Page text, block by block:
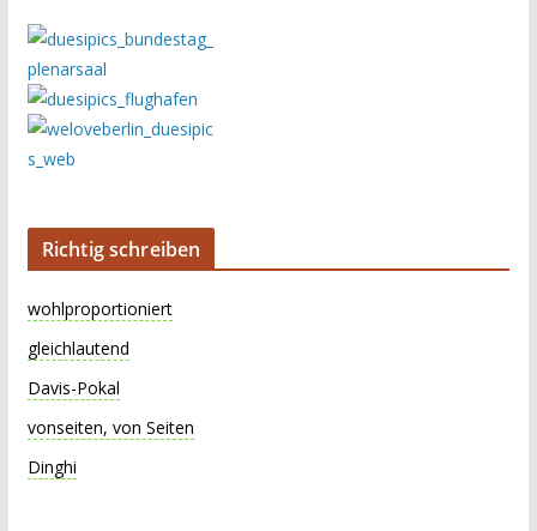
Richtig schreiben
wohlproportioniert
gleichlautend
Davis-Pokal
vonseiten, von Seiten
Dinghi